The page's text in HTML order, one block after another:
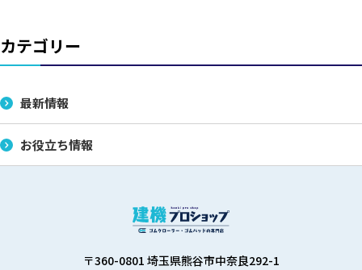
カテゴリー
最新情報
お役立ち情報
〒360-0801 埼玉県熊谷市中奈良292-1